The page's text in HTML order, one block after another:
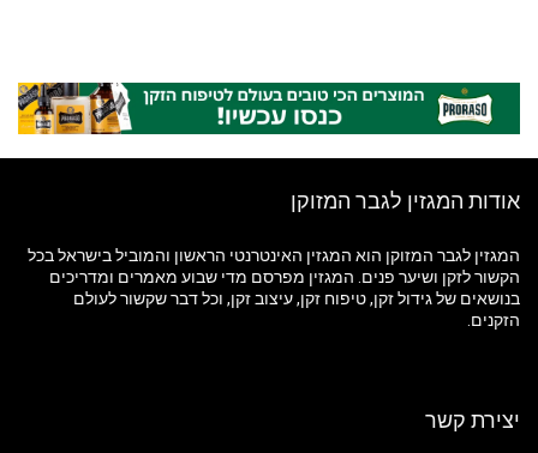
אודות המגזין לגבר המזוקן
המגזין לגבר המזוקן הוא המגזין האינטרנטי הראשון והמוביל בישראל בכל
הקשור לזקן ושיער פנים. המגזין מפרסם מדי שבוע מאמרים ומדריכים
בנושאים של גידול זקן, טיפוח זקן, עיצוב זקן, וכל דבר שקשור לעולם
הזקנים.
יצירת קשר